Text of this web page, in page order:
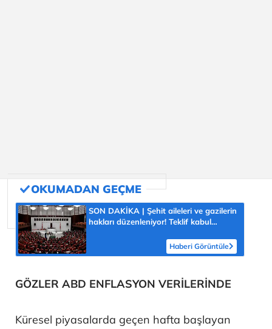
SON DAKİKA | Şehit aileleri ve gazilerin
hakları düzenleniyor! Teklif kabul
Haberi Görüntüle
GÖZLER ABD ENFLASYON VERİLERİNDE
Küresel piyasalarda geçen hafta başlayan